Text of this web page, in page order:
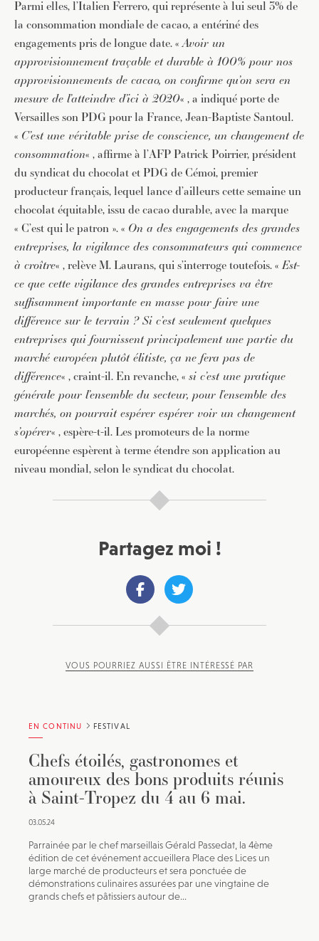
Parmi elles, l’Italien Ferrero, qui représente à lui seul 3% de
la consommation mondiale de cacao, a entériné des
engagements pris de longue date. «Avoir un
approvisionnement traçable et durable à 100% pour nos
approvisionnements de cacao, on confirme qu’on sera en
mesure de l’atteindre d’ici à 2020« , a indiqué porte de
Versailles son PDG pour la France, Jean-Baptiste Santoul.
« C’est une véritable prise de conscience, un changement de
consommation« , affirme à l’AFP Patrick Poirrier, président
du syndicat du chocolat et PDG de Cémoi, premier
producteur français, lequel lance d’ailleurs cette semaine un
chocolat équitable, issu de cacao durable, avec la marque
« C’est qui le patron ». « On a des engagements des grandes
entreprises, la vigilance des consommateurs qui commence
à croître« , relève M. Laurans, qui s’interroge toutefois. «Est-
ce que cette vigilance des grandes entreprises va être
suffisamment importante en masse pour faire une
différence sur le terrain ? Si c’est seulement quelques
entreprises qui fournissent principalement une partie du
marché européen plutôt élitiste, ça ne fera pas de
différence« , craint-il. En revanche, « si c’est une pratique
générale pour l’ensemble du secteur, pour l’ensemble des
marchés, on pourrait espérer espérer voir un changement
s’opérer« , espère-t-il. Les promoteurs de la norme
européenne espèrent à terme étendre son application au
niveau mondial, selon le syndicat du chocolat.
Partagez moi !
VOUS POURRIEZ AUSSI ÊTRE INTÉRESSÉ PAR
EN CONTINU FESTIVAL
Chefs étoilés, gastronomes et
amoureux des bons produits réunis
à Saint-Tropez du 4 au 6 mai.
03.05.24
Parrainée par le chef marseillais Gérald Passedat, la 4ème
édition de cet événement accueillera Place des Lices un
large marché de producteurs et sera ponctuée de
démonstrations culinaires assurées par une vingtaine de
grands chefs et pâtissiers autour de...
JE M'INSCRIS À LA NEWSLETTER
Pour recevoir toutes les deux semaines notre lettre
d’info avec une sélection d’articles …